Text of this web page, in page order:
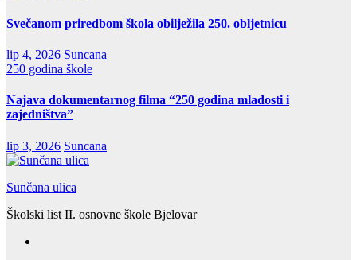
Svečanom priredbom škola obilježila 250. obljetnicu
lip 4, 2026 Suncana
250 godina škole
Najava dokumentarnog filma “250 godina mladosti i
zajedništva”
lip 3, 2026 Suncana
Sunčana ulica
Školski list II. osnovne škole Bjelovar